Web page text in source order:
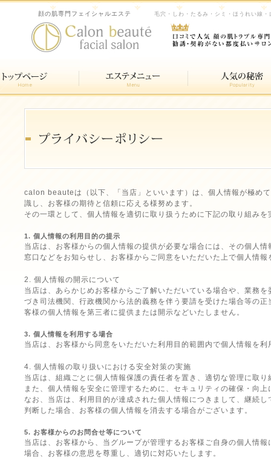
顔の肌専門フェイシャルエステ 毛穴・しわ・たるみ・シミ・ほうれい線
calon beauteは（以下、「当店」といいます）は、個人情報が極め
識し、お客様の期待と信頼に応える様努めます。
その一環として、個人情報を適切に取り扱うために下記の取り組みを
1. 個人情報の利用目的の提示
当店は、お客様からの個人情報の提供が必要な場合には、その個人
窓口などをお知らせし、お客様からご同意をいただいた上で個人情
2. 個人情報の開示について
当店は、あらかじめお客様からご了解いただいている場合や、業務
づき司法機関、行政機関から法的義務を伴う要請を受けた場合等の
客様の個人情報を第三者に提供または開示などいたしません。
3. 個人情報を利用する場合
当店は、お客様から同意をいただいた利用目的範囲内で個人情報を利
4. 個人情報の取り扱いにおける安全対策の実施
当店は、組織ごとに個人情報保護の責任者を置き、適切な管理に取り
また、個人情報を安全に管理するために、セキュリティの確保・向上
なお、当店は、利用目的が達成された個人情報につきまして、継続
判断した場合、お客様の個人情報を消去する場合がございます。
5. お客様からのお問合せ等について
当店は、お客様から、当グループが管理するお客様ご自身の個人情
場合、お客様の意思を尊重し、適切に対応いたします。